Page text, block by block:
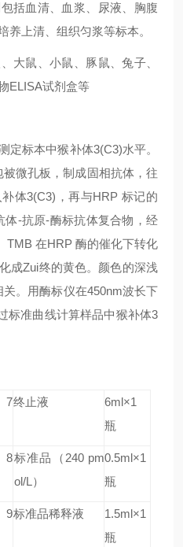
括血清、血浆、尿液、胸腹
养上清、组织匀浆等标本。
大鼠、小鼠、豚鼠、兔子、
ELISA试剂盒等
定标本中猴补体3(C3)水平。
微孔板，制成固相抗体，往
体3(C3)，再与HRP 标记的
体-抗原-酶标抗体复合物，经
TMB 在HRP 酶的催化下转化
成Zui终的黄色。颜色的深浅
。用酶标仪在450nm波长下
标准曲线计算样品中猴补体3
7终止液
6ml×1
瓶
8标准品
（240 pm
ol/L）
0.5ml×1
瓶
9标准品稀释液
1.5ml×1
瓶